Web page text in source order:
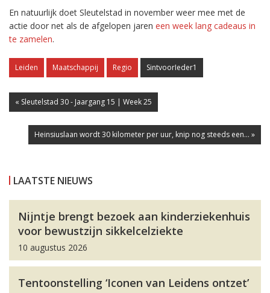
En natuurlijk doet Sleutelstad in november weer mee met de
actie door net als de afgelopen jaren een week lang cadeaus in
te zamelen.
Leiden Maatschappij Regio SintvoorIeder1
« Sleutelstad 30 - Jaargang 15 | Week 25
Heinsiuslaan wordt 30 kilometer per uur, knip nog steeds een... »
LAATSTE NIEUWS
Nijntje brengt bezoek aan kinderziekenhuis
voor bewustzijn sikkelcelziekte
10 augustus 2026
Tentoonstelling ‘Iconen van Leidens ontzet’